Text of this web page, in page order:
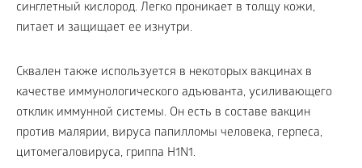
синглетный кислород. Легко проникает в толщу кожи,
питает и защищает ее изнутри.
Сквален также используется в некоторых вакцинах в
качестве иммунологического адъюванта, усиливающего
отклик иммунной системы. Он есть в составе вакцин
против малярии, вируса папилломы человека, герпеса,
цитомегаловируса, гриппа Н1N1.